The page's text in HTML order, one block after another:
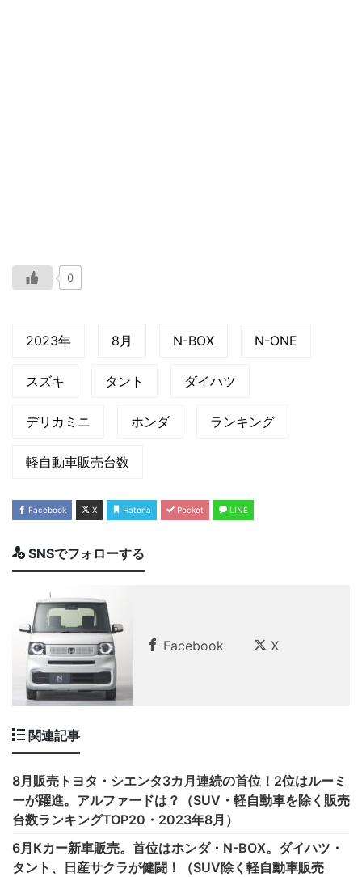
0
2023年 8月 N-BOX N-ONE
スズキ タント ダイハツ
デリカミニ ホンダ ランキング
軽自動車販売台数
Facebook X Hatena Pocket LINE
SNSでフォローする
Facebook X
関連記事
8月販売トヨタ・シエンタ3カ月連続の首位！2位はルーミ
ーが躍進。アルファードは？（SUV・軽自動車を除く販売
台数ランキングTOP20・2023年8月）
6月Kカー新車販売。首位はホンダ・N-BOX。ダイハツ・
タント、日産サクラが健闘！（SUV除く軽自動車販売